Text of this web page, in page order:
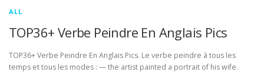
ALL
TOP36+ Verbe Peindre En Anglais Pics
TOP36+ Verbe Peindre En Anglais Pics. Le verbe peindre à tous les
temps et tous les modes : — the artist painted a portrait of his wife.